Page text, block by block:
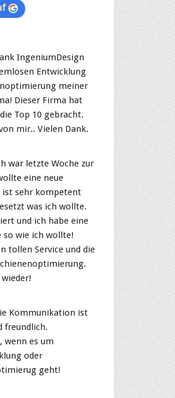
IngeniumDesign
Entwicklung
meiner
Dieser Firma hat
Top 10 gebracht.
mir.. Vielen Dank.
war letzte Woche zur
eine neue
ist sehr kompetent
was ich wollte.
und ich habe eine
so wie ich wollte!
tollen Service und die
Kommunikation ist
freundlich.
wenn es um
oder
geht!